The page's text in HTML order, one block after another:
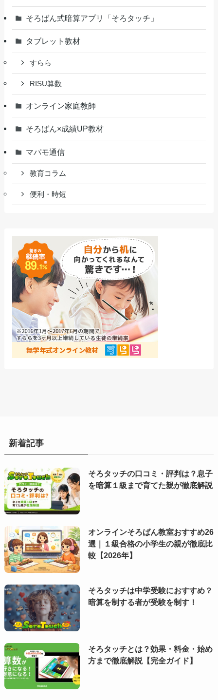
そろばん式暗算アプリ「そろタッチ」
タブレット教材
すらら
RISU算数
オンライン家庭教師
そろばん×成績UP教材
マパモ通信
教育コラム
便利・時短
新着記事
そろタッチの口コミ・評判は？息子
を暗算１級まで育てた親が徹底解説
オンラインそろばん教室おすすめ26
選｜１級合格の小学生の親が徹底比
較【2026年】
そろタッチは中学受験におすすめ？
暗算を制する者が受験を制す！
そろタッチとは？効果・料金・始め
方まで徹底解説【完全ガイド】